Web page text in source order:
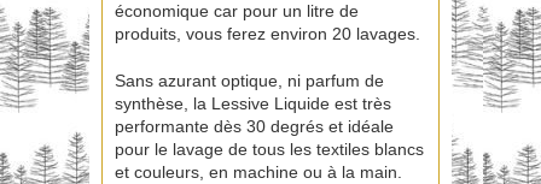
économique car pour un litre de
produits, vous ferez environ 20 lavages.
Sans azurant optique, ni parfum de
synthèse, la Lessive Liquide est très
performante dès 30 degrés et idéale
pour le lavage de tous les textiles blancs
et couleurs, en machine ou à la main.